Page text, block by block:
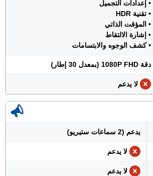
• إعدادات التجميل
• تقنية HDR
• المؤقت الذاتي
• إشارة الالتقاط
• كشف الوجوه والابتسامات
دقة 1080P FHD (بمعدل 30 إطار)
لا يدعم
يدعم (2 سماعات ستيريو)
لا يدعم
لا يدعم